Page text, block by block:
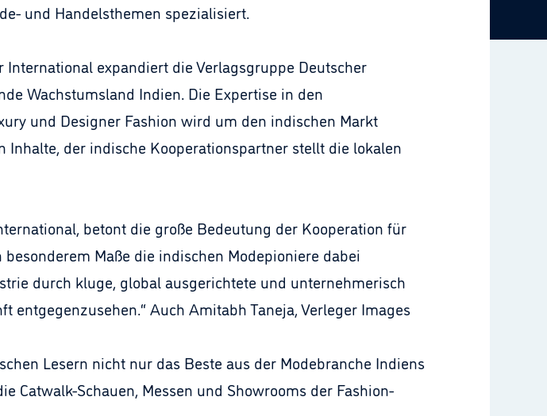
und Handelsthemen spezialisiert.
expandiert die Verlagsgruppe Deutscher
Wachstumsland Indien. Die Expertise in den
und Designer Fashion wird um den indischen Markt
der indische Kooperationspartner stellt die lokalen
betont die große Bedeutung der Kooperation für
Maße die indischen Modepioniere dabei
durch kluge, global ausgerichtete und unternehmerisch
Auch Amitabh Taneja, Verleger Images
Lesern nicht nur das Beste aus der Modebranche Indiens
Catwalk-Schauen, Messen und Showrooms der Fashion-